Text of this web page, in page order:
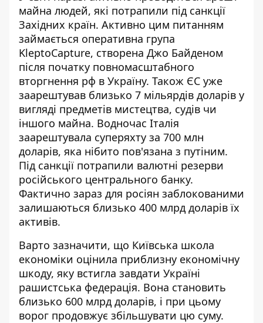
майна людей, які потрапили під санкції
Західних країн. Активно цим питанням
займається оперативна група
KleptoCapture, створена Джо Байденом
після початку повномасштабного
вторгнення рф в Україну. Також ЄС уже
заарештував близько 7 мільярдів доларів у
вигляді предметів мистецтва, судів чи
іншого майна. Водночас Італія
заарештувала суперяхту за 700 млн
доларів, яка нібито пов'язана з путіним.
Під санкції потрапили валютні резерви
російського центрального банку.
Фактично зараз для росіян заблокованими
залишаються близько 400 млрд доларів їх
активів.
Варто зазначити, що Київська школа
економіки оцінила приблизну економічну
шкоду, яку встигла завдати Україні
рашистська федерація. Вона становить
близько 600 млрд доларів, і при цьому
ворог продовжує збільшувати цю суму.